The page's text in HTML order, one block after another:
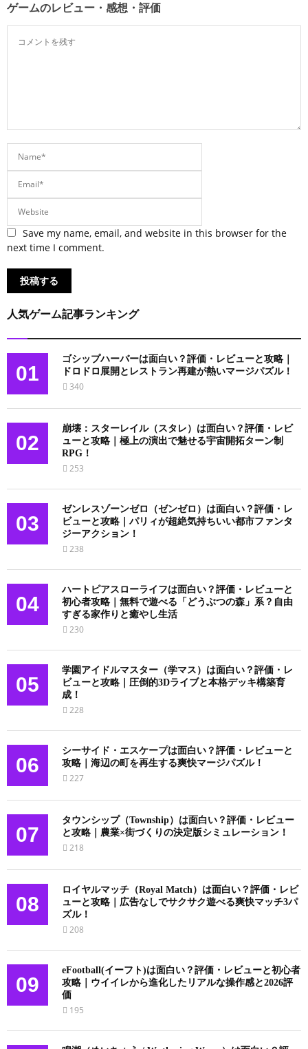
ゲームのレビュー・感想・評価
Save my name, email, and website in this browser for the
next time I comment.
人気ゲーム記事ランキング
01
ゴシップハーバーは面白い？評価・レビューと攻略｜
ドロドロ展開とレストラン再建が熱いマージパズル！
340
02
崩壊：スターレイル（スタレ）は面白い？評価・レビ
ューと攻略｜極上の演出で魅せる宇宙開拓ターン制
RPG！
253
03
ゼンレスゾーンゼロ（ゼンゼロ）は面白い？評価・レ
ビューと攻略｜パリィが超絶気持ちいい都市ファンタ
ジーアクション！
238
04
ハートピアスローライフは面白い？評価・レビューと
初心者攻略｜無料で遊べる「どうぶつの森」系？自由
すぎる家作りと癒やし生活
230
05
学園アイドルマスター（学マス）は面白い？評価・レ
ビューと攻略｜圧倒的3Dライブと本格デッキ構築育
成！
228
06
シーサイド・エスケープは面白い？評価・レビューと
攻略｜海辺の町を再生する爽快マージパズル！
227
07
タウンシップ（Township）は面白い？評価・レビュー
と攻略｜農業×街づくりの決定版シミュレーション！
218
08
ロイヤルマッチ（Royal Match）は面白い？評価・レビ
ューと攻略｜広告なしでサクサク遊べる爽快マッチ3パ
ズル！
208
09
eFootball(イーフト)は面白い？評価・レビューと初心者
攻略｜ウイイレから進化したリアルな操作感と2026評
価
195